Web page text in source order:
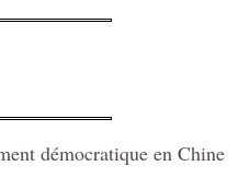
démocratique en Chine